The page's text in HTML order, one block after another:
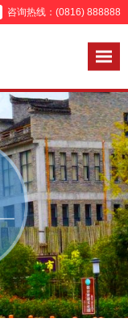
咨询热线：(0816) 888888